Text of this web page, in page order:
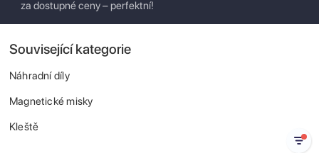
za dostupné ceny – perfektní!
Související kategorie
Náhradní díly
Magnetické misky
Kleště